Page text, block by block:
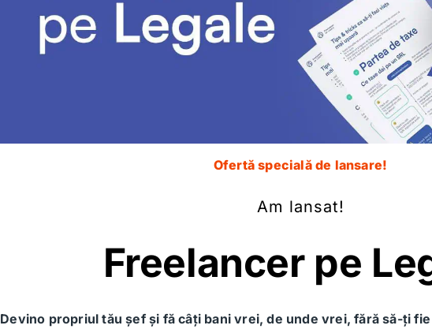
din exterior cum funcționează sistemul sau. Acesta își
sunt minusurile sistemului juridic din țară să și va putea
inspirându-se din soluțiile date unor probleme similare
Acestea fiind spuse, recomand, cu căldură, celor
un stagiu la Consiliul Constituțional. Personalul
stagiari, iar ambianța, în general va fi una care ar
Lasă un răspuns
Adresa ta de email nu va fi publicată. Câmpurile
Ofertă specială de lansare!
Am lansat!
Freelancer pe
Devino propriul tău șef și fă câți bani vrei, de unde vrei, fără să-ți